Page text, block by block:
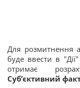
Для розмитнення
буде ввести в
отримає
Суб’єктивний